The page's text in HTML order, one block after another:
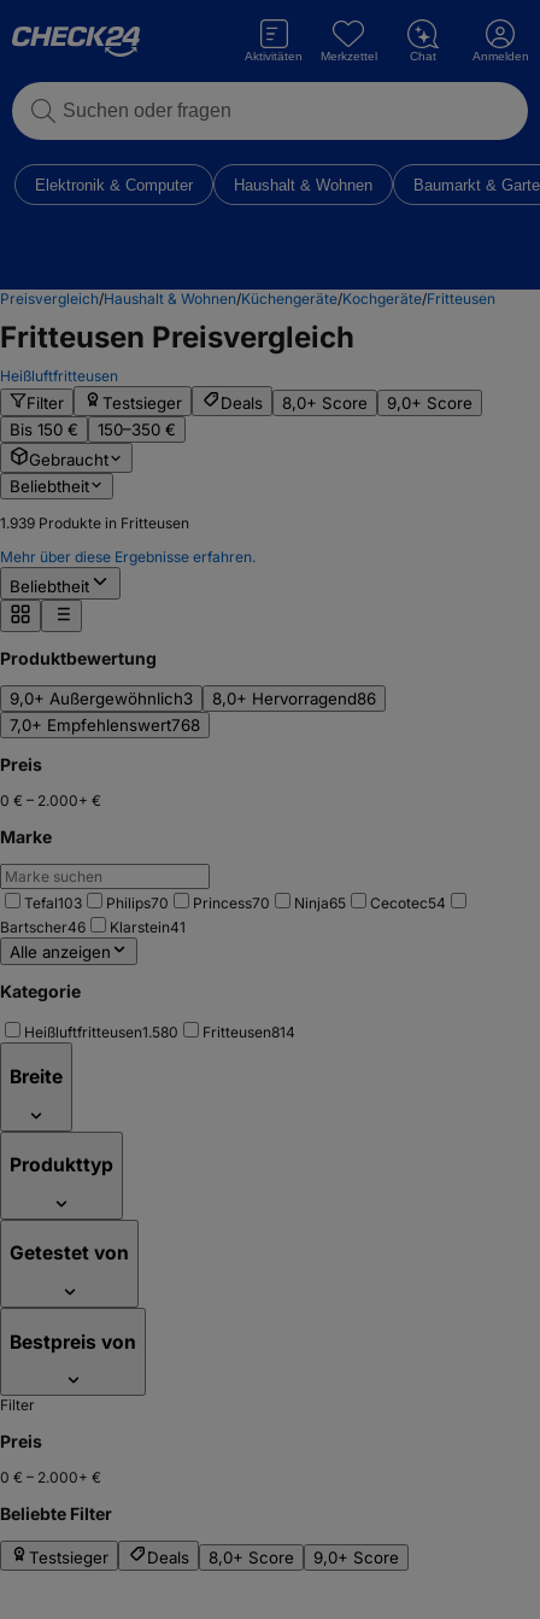
Suchen oder fragen
Aktivitäten Merkzettel Chat Anmelden
Elektronik & Computer Haushalt & Wohnen Baumarkt &
Preisvergleich/Haushalt & Wohnen/Küchengeräte/Kochgeräte/Fritteusen
Fritteusen Preisvergleich
Heißluftfritteusen
Filter Testsieger Deals 8,0+ Score
9,0+ Score
Bis 150 €
150–350 €
Gebraucht
Beliebtheit
1.939 Produkte in Fritteusen
Mehr über diese Ergebnisse erfahren.
Beliebtheit
Produktbewertung
9,0+ Außergewöhnlich3 8,0+ Hervorragend86
7,0+ Empfehlenswert768
Preis
0 € – 2.000+ €
Marke
Tefal103 Philips70 Princess70 Ninja65 Cecotec54
Bartscher46 Klarstein41
Alle anzeigen
Kategorie
Heißluftfritteusen1.580 Fritteusen814
Breite
Produkttyp
Getestet von
Bestpreis von
Filter
Preis
0 € – 2.000+ €
Beliebte Filter
Testsieger Deals 8,0+ Score 9,0+ Score